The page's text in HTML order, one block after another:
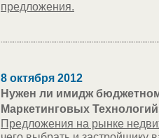
предложения.
8 октября 2012
Нужен ли имидж
Маркетинговых
Предложения на рынке